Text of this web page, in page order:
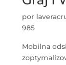
por
985
Mobilna